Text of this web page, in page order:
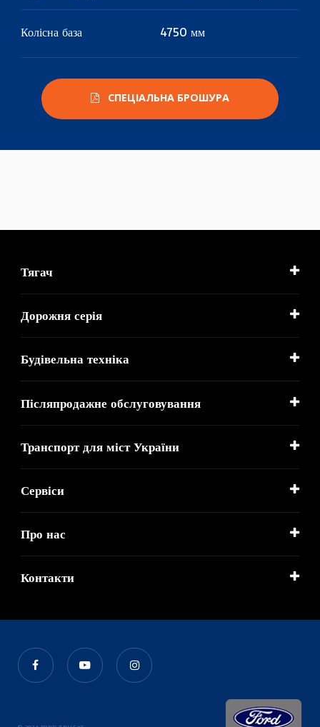
Колісна база 4750 мм
СПЕЦІАЛЬНА БРОШУРА
Тягач
Дорожня серія
Будівельна техніка
Післяпродажне обслуговування
Транспорт для міст України
Сервіси
Про нас
Контакти